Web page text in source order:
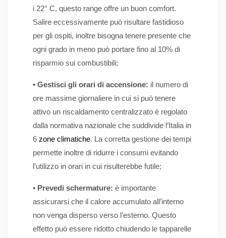
i 22° C, questo range offre un buon comfort.
Salire eccessivamente può risultare fastidioso
per gli ospiti, inoltre bisogna tenere presente che
ogni grado in meno può portare fino al 10% di
risparmio sui combustibili;
• Gestisci gli orari di accensione: il numero di
ore massime giornaliere in cui si può tenere
attivo un riscaldamento centralizzato è regolato
dalla normativa nazionale che suddivide l’Italia in
6 zone climatiche. La corretta gestione dei tempi
permette inoltre di ridurre i consumi evitando
l’utilizzo in orari in cui risulterebbe futile;
• Prevedi schermature: è importante
assicurarsi che il calore accumulato all’interno
non venga disperso verso l’esterno. Questo
effetto può essere ridotto chiudendo le tapparelle